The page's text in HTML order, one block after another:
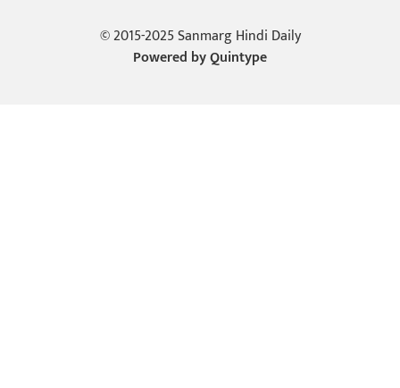
© 2015-2025 Sanmarg Hindi Daily
Powered byQuintype